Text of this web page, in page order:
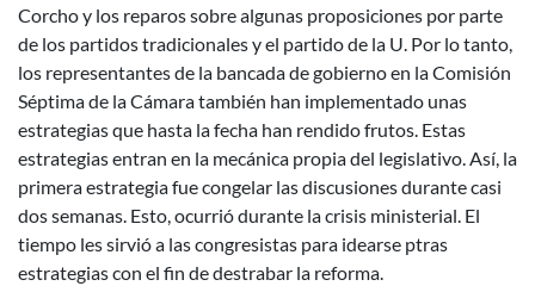
Corcho y los reparos sobre algunas proposiciones por parte
de los partidos tradicionales y el partido de la U. Por lo tanto,
los representantes de la bancada de gobierno en la Comisión
Séptima de la Cámara también han implementado unas
estrategias que hasta la fecha han rendido frutos. Estas
estrategias entran en la mecánica propia del legislativo. Así, la
primera estrategia fue congelar las discusiones durante casi
dos semanas. Esto, ocurrió durante la crisis ministerial. El
tiempo les sirvió a las congresistas para idearse ptras
estrategias con el fin de destrabar la reforma.